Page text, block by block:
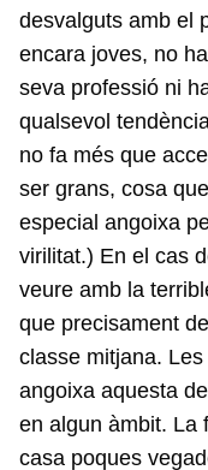
desvalguts amb el
encara joves, no
seva professió ni
qualsevol
no fa més que
ser grans, cosa
especial angoixa
virilitat.) En el cas
veure amb la
que precisament
classe mitjana.
angoixa aquesta
en algun àmbit. La
casa poques